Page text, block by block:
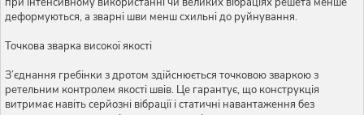
деформуються, а зварні шви менш схильні до руйнування.
Точкова зварка високої якості
З’єднання гребінки з дротом здійснюється точковою зваркою з
ретельним контролем якості швів. Це гарантує, що конструкція
витримає навіть серйозні вібрації і статичні навантаження без